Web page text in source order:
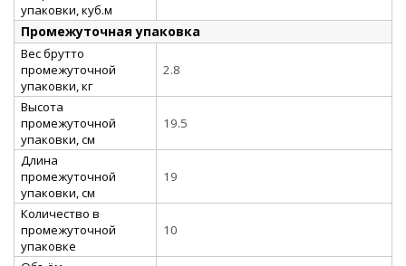
упаковки, куб.м
Промежуточная упаковка
Вес брутто
промежуточной
упаковки, кг
2.8
Высота
промежуточной
упаковки, см
19.5
Длина
промежуточной
упаковки, см
19
Количество в
промежуточной
упаковке
10